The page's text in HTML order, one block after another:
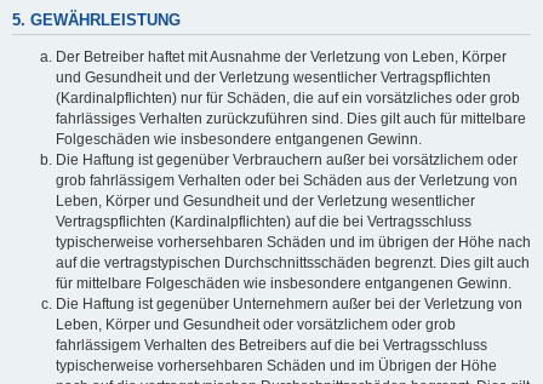
5. GEWÄHRLEISTUNG
Der Betreiber haftet mit Ausnahme der Verletzung von Leben, Körper
und Gesundheit und der Verletzung wesentlicher Vertragspflichten
(Kardinalpflichten) nur für Schäden, die auf ein vorsätzliches oder grob
fahrlässiges Verhalten zurückzuführen sind. Dies gilt auch für mittelbare
Folgeschäden wie insbesondere entgangenen Gewinn.
Die Haftung ist gegenüber Verbrauchern außer bei vorsätzlichem oder
grob fahrlässigem Verhalten oder bei Schäden aus der Verletzung von
Leben, Körper und Gesundheit und der Verletzung wesentlicher
Vertragspflichten (Kardinalpflichten) auf die bei Vertragsschluss
typischerweise vorhersehbaren Schäden und im übrigen der Höhe nach
auf die vertragstypischen Durchschnittsschäden begrenzt. Dies gilt auch
für mittelbare Folgeschäden wie insbesondere entgangenen Gewinn.
Die Haftung ist gegenüber Unternehmern außer bei der Verletzung von
Leben, Körper und Gesundheit oder vorsätzlichem oder grob
fahrlässigem Verhalten des Betreibers auf die bei Vertragsschluss
typischerweise vorhersehbaren Schäden und im Übrigen der Höhe